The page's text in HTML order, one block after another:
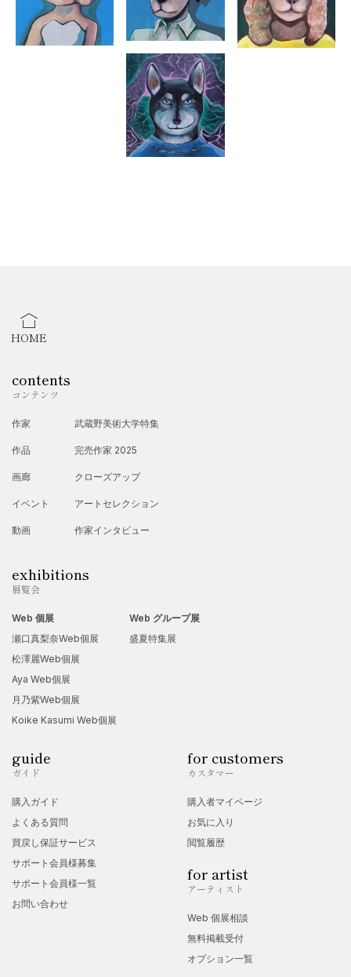
1997年
・東京家政大学（美術専攻）入学
・東京家政大学（美術専攻）卒業
・○○大学芸術学部卒業
HOME
contents
コンテンツ
作家
作品
画廊
イベント
動画
武蔵野美術大学特集
完売作家 2025
クローズアップ
アートセレクション
作家インタビュー
exhibitions
展覧会
Web 個展
瀬口真梨奈Web個展
松澤麗Web個展
Aya Web個展
月乃紫Web個展
Koike Kasumi Web個展
Web グループ展
盛夏特集展
guide
ガイド
購入ガイド
よくある質問
買戻し保証サービス
サポート会員様募集
サポート会員様一覧
お問い合わせ
for customers
カスタマー
購入者マイページ
お気に入り
閲覧履歴
for artist
アーティスト
Web 個展相談
無料掲載受付
オプション一覧